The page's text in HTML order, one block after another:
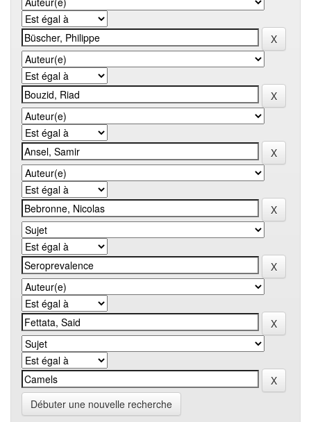
Débuter une nouvelle recherche